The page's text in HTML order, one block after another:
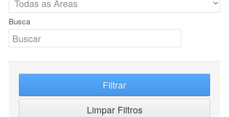
Busca
Filtrar
Limpar Filtros